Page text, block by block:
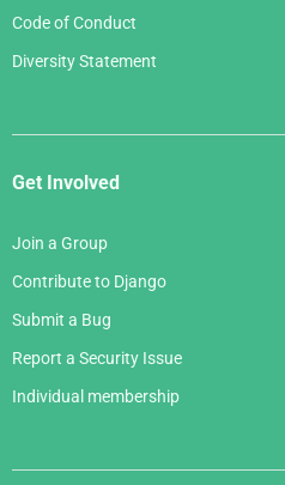
Code of Conduct
Diversity Statement
Get Involved
Join a Group
Contribute to Django
Submit a Bug
Report a Security Issue
Individual membership